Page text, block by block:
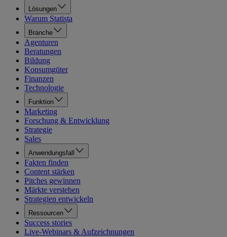
Lösungen
Warum Statista
Branche
Agenturen
Beratungen
Bildung
Konsumgüter
Finanzen
Technologie
Funktion
Marketing
Forschung & Entwicklung
Strategie
Sales
Anwendungsfall
Fakten finden
Content stärken
Pitches gewinnen
Märkte verstehen
Strategien entwickeln
Ressourcen
Success stories
Live-Webinars & Aufzeichnungen